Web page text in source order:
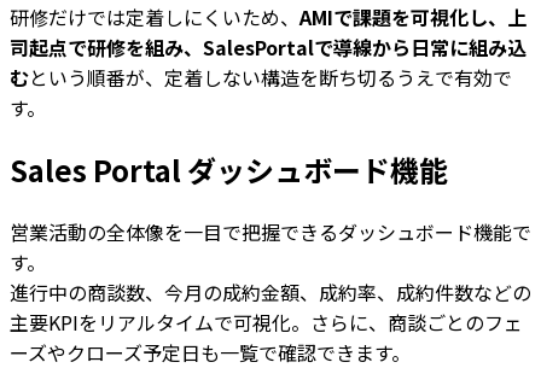
研修だけでは定着しにくいため、AMIで課題を可視化し、上
司起点で研修を組み、SalesPortalで導線から日常に組み込
むという順番が、定着しない構造を断ち切るうえで有効で
す。
Sales Portal ダッシュボード機能
営業活動の全体像を一目で把握できるダッシュボード機能で
す。
進行中の商談数、今月の成約金額、成約率、成約件数などの
主要KPIをリアルタイムで可視化。さらに、商談ごとのフェ
ーズやクローズ予定日も一覧で確認できます。